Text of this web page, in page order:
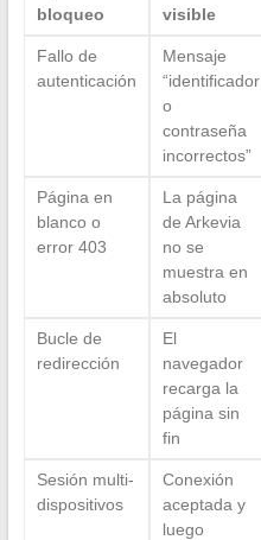
bloqueo
visible
Fallo de
autenticación
Mensaje
“identificador
o
contraseña
incorrectos”
Página en
blanco o
error 403
La página
de Arkevia
no se
muestra en
absoluto
Bucle de
redirección
El
navegador
recarga la
página sin
fin
Sesión multi-
dispositivos
Conexión
aceptada y
luego